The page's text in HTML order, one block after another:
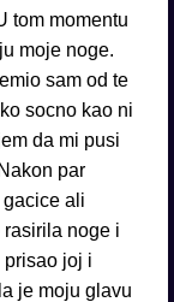
tom momentu
moje noge.
sam od te
socno kao ni
da mi pusi
par
ali
noge i
prisao joj i
je moju glavu